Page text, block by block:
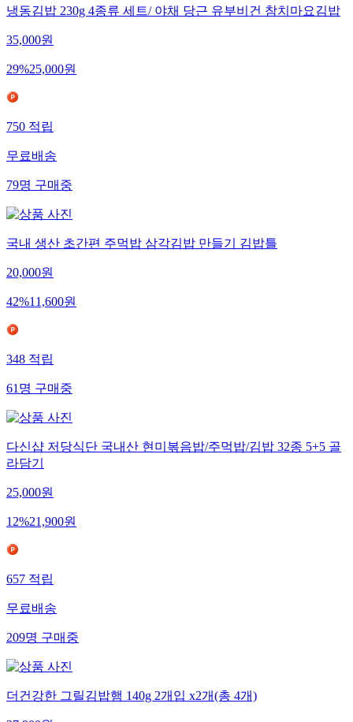
냉동김밥 230g 4종류 세트/ 야채 당근 유부비건 참치마요김밥
35,000원
29%25,000원
750적립
무료배송
79명구매중
국내 생산 초간편 주먹밥 삼각김밥 만들기 김밥틀
20,000원
42%11,600원
348적립
61명구매중
다신샵 저당식단 국내산 현미볶음밥/주먹밥/김밥 32종 5+5 골
라담기
25,000원
12%21,900원
657적립
무료배송
209명구매중
더건강한 그릴김밥햄 140g 2개입 x2개(총 4개)